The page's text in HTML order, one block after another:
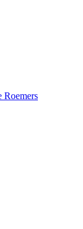
Roemers